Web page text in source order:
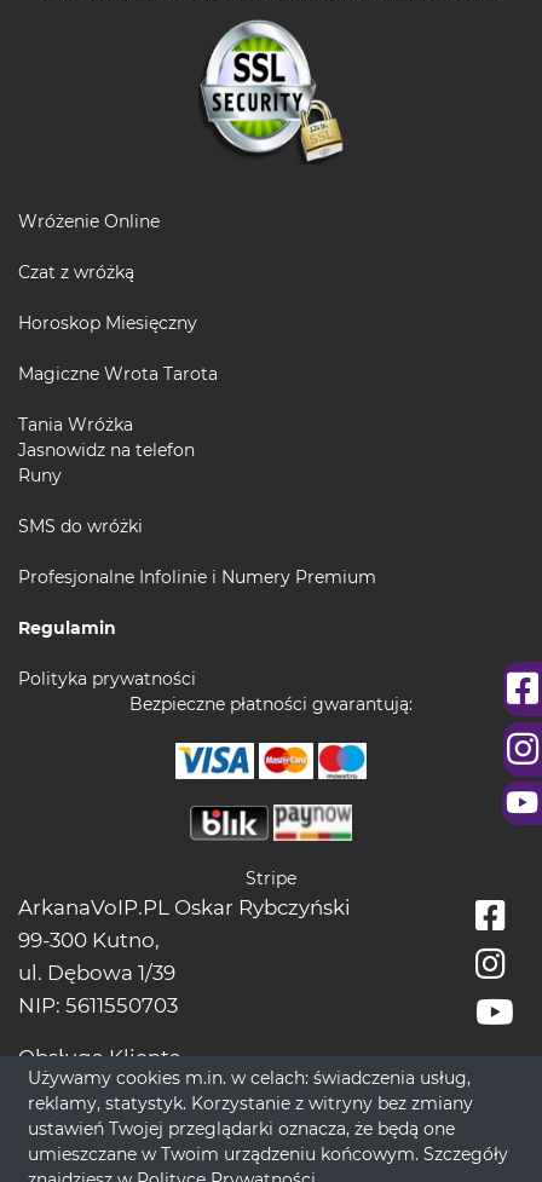
Wróżenie Online
Czat z wróżką
Horoskop Miesięczny
Magiczne Wrota Tarota
Tania Wróżka
Jasnowidz na telefon
Runy
SMS do wróżki
Profesjonalne Infolinie i Numery Premium
Regulamin
Polityka prywatności
Bezpieczne płatności gwarantują:
Stripe
ArkanaVoIP.PL Oskar Rybczyński
99-300 Kutno,
ul. Dębowa 1/39
NIP: 5611550703
Obsługa Klienta
tel.:+48228966666
bok[@]wrozbytarot.online
Używamy cookies m.in. w celach: świadczenia usług,
reklamy, statystyk. Korzystanie z witryny bez zmiany
ustawień Twojej przeglądarki oznacza, że będą one
umieszczane w Twoim urządzeniu końcowym. Szczegóły